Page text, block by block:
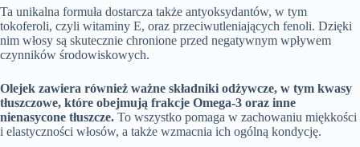
Ta unikalna formuła dostarcza także antyoksydantów, w tym
tokoferoli, czyli witaminy E, oraz przeciwutleniających fenoli. Dzięki
nim włosy są skutecznie chronione przed negatywnym wpływem
czynników środowiskowych.
Olejek zawiera również ważne składniki odżywcze, w tym kwasy
tłuszczowe, które obejmują frakcje Omega-3 oraz inne
nienasycone tłuszcze. To wszystko pomaga w zachowaniu miękkości
i elastyczności włosów, a także wzmacnia ich ogólną kondycję.